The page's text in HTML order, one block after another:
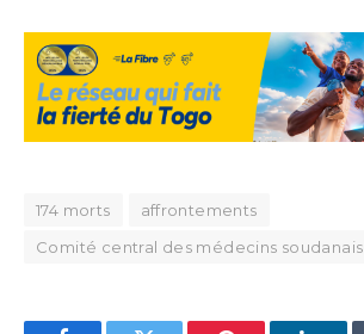
174 morts
affrontements
Comité central des médecins soudanais